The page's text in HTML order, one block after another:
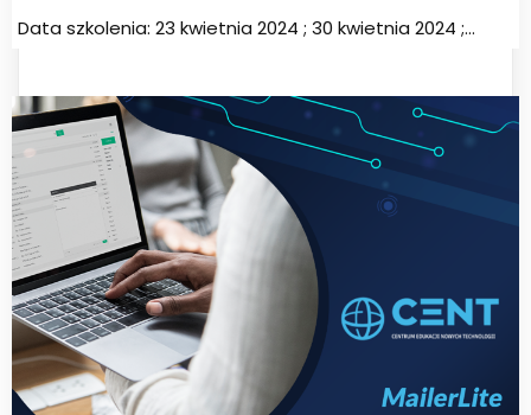
Data szkolenia: 23 kwietnia 2024 ; 30 kwietnia 2024 ;…